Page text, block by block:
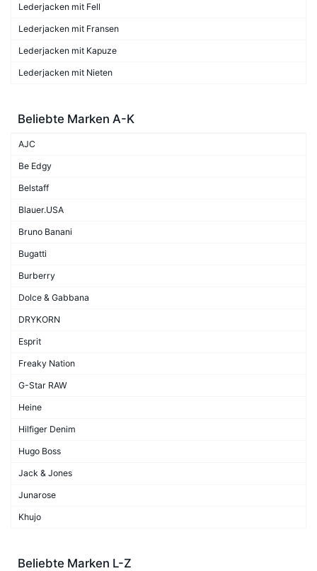
Lederjacken mit Fell
Lederjacken mit Fransen
Lederjacken mit Kapuze
Lederjacken mit Nieten
Beliebte Marken A-K
AJC
Be Edgy
Belstaff
Blauer.USA
Bruno Banani
Bugatti
Burberry
Dolce & Gabbana
DRYKORN
Esprit
Freaky Nation
G-Star RAW
Heine
Hilfiger Denim
Hugo Boss
Jack & Jones
Junarose
Khujo
Beliebte Marken L-Z